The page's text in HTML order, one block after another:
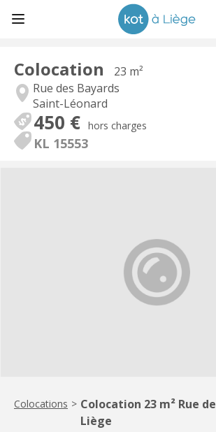
Colocation
23 m²
Rue des Bayards
Saint-Léonard
450 € hors charges
KL 15553
Colocations > Colocation 23 m² Rue
Liège